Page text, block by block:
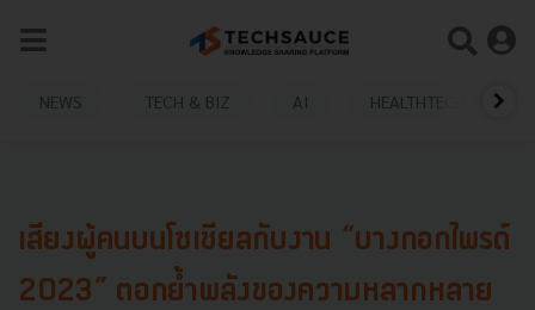
NEWS TECH & BIZ AI HEALTHTECH
เสียงผู้คนบนโซเชียลกับงาน “บางกอกไพรด์
2023” ตอกย้ำพลังของความหลากหลาย